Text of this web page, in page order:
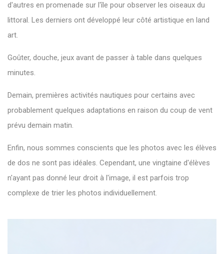
d'autres en promenade sur l'île pour observer les oiseaux du
littoral. Les derniers ont développé leur côté artistique en land
art.
Goûter, douche, jeux avant de passer à table dans quelques
minutes.
Demain, premières activités nautiques pour certains avec
probablement quelques adaptations en raison du coup de vent
prévu demain matin.
Enfin, nous sommes conscients que les photos avec les élèves
de dos ne sont pas idéales. Cependant, une vingtaine d'élèves
n'ayant pas donné leur droit à l'image, il est parfois trop
complexe de trier les photos individuellement.